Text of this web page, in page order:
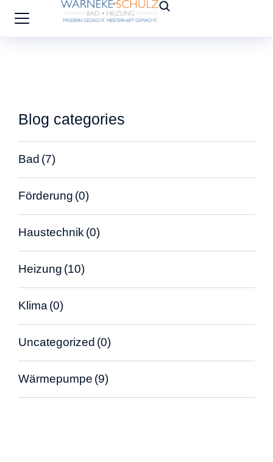
Blog categories
Bad (7)
Förderung (0)
Haustechnik (0)
Heizung (10)
Klima (0)
Uncategorized (0)
Wärmepumpe (9)